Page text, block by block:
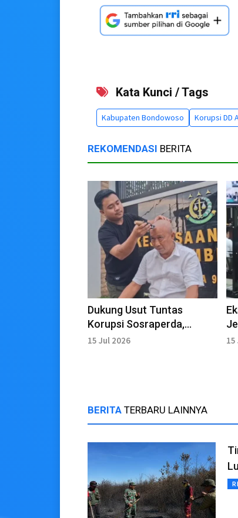
Kata Kunci / Tags
Kabupaten Bondowoso Korupsi DD
REKOMENDASI BERITA
Dukung Usut Tuntas
Korupsi Sosraperda,
Aktivis Jember Gelar Cukur
15 Jul 2026 15
BERITA TERBARU LAINNYA